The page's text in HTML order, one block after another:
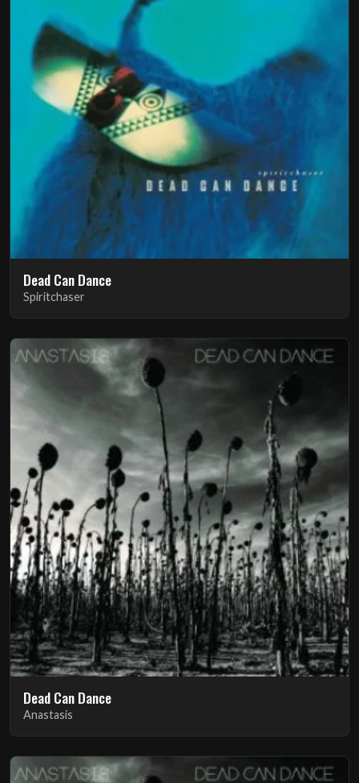
Dead Can Dance
Spiritchaser
Dead Can Dance
Anastasis